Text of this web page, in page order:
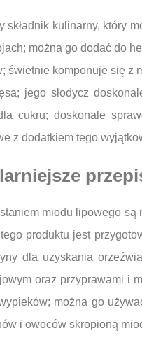
składnik kulinarny, który
można go dodać do
świetnie komponuje się z
jego słodycz
cukru; doskonale
z dodatkiem tego
miodu lipowego
produktu jest
dla uzyskania
oraz przyprawami i
można go
i owoców skropioną